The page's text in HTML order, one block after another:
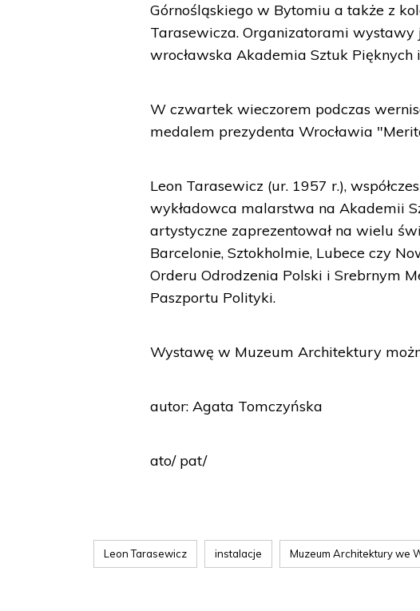
Górnośląskiego w Bytomiu a także z
Tarasewicza. Organizatorami
wrocławska Akademia Sztuk Pięknych
W czwartek wieczorem podczas
medalem prezydenta Wrocławia
Leon Tarasewicz (ur. 1957 r.),
wykładowca malarstwa na Akademii
artystyczne zaprezentował na wielu
Barcelonie, Sztokholmie, Lubece czy
Orderu Odrodzenia Polski i Srebrnym
Paszportu Polityki.
Wystawę w Muzeum Architektury
autor: Agata Tomczyńska
ato/ pat/
Leon Tarasewicz instalacje Muzeum Architektury we